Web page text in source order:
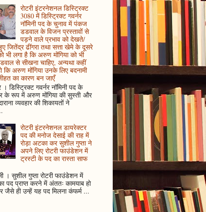
रोटरी इंटरनेशनल डिस्ट्रिक्ट
3080 में डिस्ट्रिक्ट गवर्नर
नॉमिनी पद के चुनाव में पंकज
डडवाल के विजन प्रस्तावों से
पड़ने वाले प्रभाव को देखते/
जितेंद्र ढींगरा तथा सत्ता खेमे के दूसरे
भी लगा है कि अरुण मोंगिया को भी
से सीखना चाहिए, अन्यथा कहीं
कि अरुण मोंगिया उनके लिए बदनामी
का कारण बन जाएँ
डिस्ट्रिक्ट गवर्नर नॉमिनी पद के
के रूप में अरुण मोंगिया की सुस्ती और
व्यवहार की शिकायतों ने
रोटरी इंटरनेशनल डायरेक्टर
पद की मनोज देसाई की राह में
रोड़ा अटका कर सुशील गुप्ता ने
अपने लिए रोटरी फाउंडेशन में
ट्रस्टी के पद का रास्ता साफ
। सुशील गुप्ता रोटरी फाउंडेशन में
पद प्राप्त करने में अंततः कामयाब हो
जैसे ही उन्हें यह पद मिलना कंफर्म ...